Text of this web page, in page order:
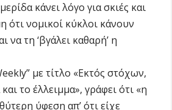
κάνει λόγο για σκιές και
νομικοί κύκλοι κάνουν
τη ‘βγάλει καθαρή’ η
με τίτλο «Εκτός στόχων,
το έλλειμμα», γράφει ότι «η
ύφεση απ’ ότι είχε